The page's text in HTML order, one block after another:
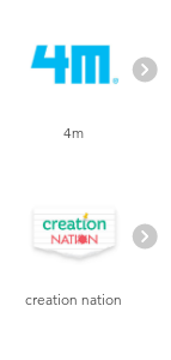
4m
creation nation